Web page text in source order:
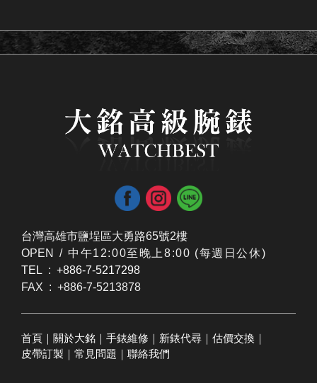
台灣高雄市鹽埕區大勇路65號2樓
OPEN / ​中午12:00至晚上8:00 (每週日公休)
TEL : +886-7-5217298
FAX : +886-7-5213878
首頁 ｜ 關於大銘 ｜ 手錶維修 ｜ 新錶代尋 ｜ 估價交換 ｜
皮帶訂製 ｜ 常見問題 ｜ 聯絡我們